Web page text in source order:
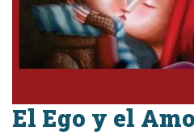
El Ego y el